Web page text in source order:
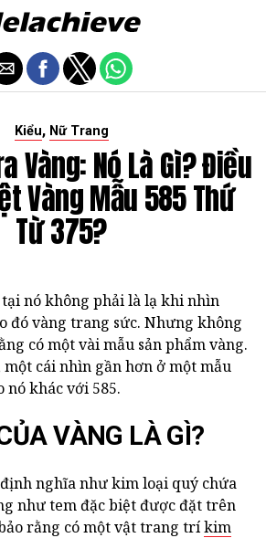
Kiểu, Nữ Trang
Vàng: Nó Là Gì? Điều
Vàng Mẫu 585 Thứ
Từ 375?
nó không phải là lạ khi nhìn
đó vàng trang sức. Nhưng không
có một vài mẫu sản phẩm vàng.
cái nhìn gần hơn ở một mẫu
nó khác với 585.
VÀNG LÀ GÌ?
nghĩa như kim loại quý chứa
như tem đặc biệt được đặt trên
rằng có một vật trang tríkim